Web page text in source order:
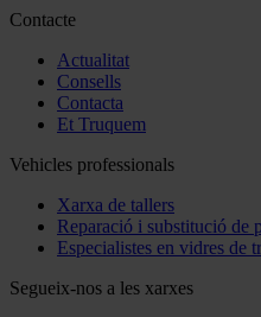
Contacte
Actualitat
Consells
Contacta
Et Truquem
Vehicles professionals
Xarxa de tallers
Reparació i substitució de
Especialistes en vidres de
Segueix-nos a les xarxes